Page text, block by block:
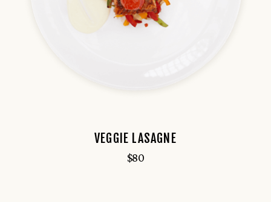
VEGGIE LASAGNE
$80